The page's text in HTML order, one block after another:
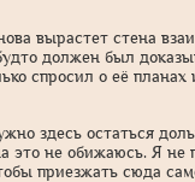
вырастет стена
должен был
спросил о её планах
здесь остаться
это не обижаюсь. Я не
приезжать сюда